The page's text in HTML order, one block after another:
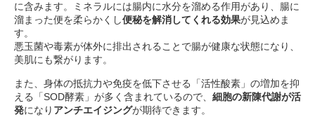
に含みます。ミネラルには腸内に水分を溜める作用があり、腸に
溜まった便を柔らかくし便秘を解消してくれる効果が見込めま
す。
悪玉菌や毒素が体外に排出されることで腸が健康な状態になり、
美肌にも繋がります。
また、身体の抵抗力や免疫を低下させる「活性酸素」の増加を抑
える「SOD酵素」が多く含まれているので、 細胞の新陳代謝が活
発になり アンチエイジングが期待できます。